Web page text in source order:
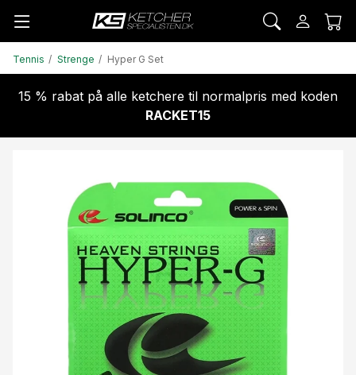
Tennis Strenge Hyper G Set
15 % rabat på alle ketchere til normalpris med koden
RACKET15